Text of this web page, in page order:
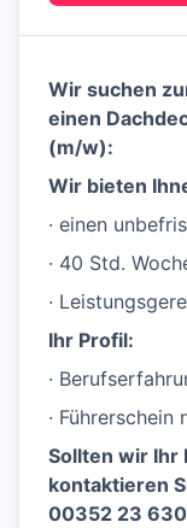
Wir suchen
einen
(m/w):
Wir bieten
· einen
· 40 Std.
·
Ihr Profil:
·
· Führerschein
Sollten wir Ihr
kontaktieren
00352 23